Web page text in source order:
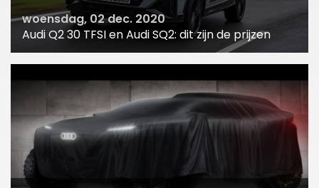
woensdag, 02 dec. 2020
Audi Q2 30 TFSI en Audi SQ2: dit zijn de prijzen